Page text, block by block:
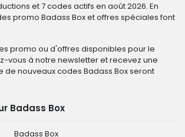
et 7 codes actifs en août 2026. En
promo Badass Box et offres spéciales font
promo ou d'offres disponibles pour le
vous à notre newsletter et recevez une
de nouveaux codes Badass Box seront
Badass Box
Badass Box